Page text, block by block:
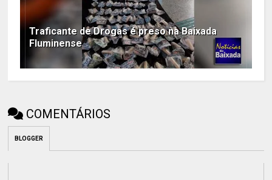
Traficante de Drogas é preso na Baixada
Fluminense
COMENTÁRIOS
BLOGGER